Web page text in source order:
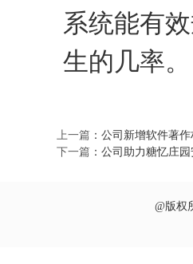
系统能有
生的几率。
上一篇 ： 公司新增软件著
下一篇 ： 公司助力糖忆庄
@版权